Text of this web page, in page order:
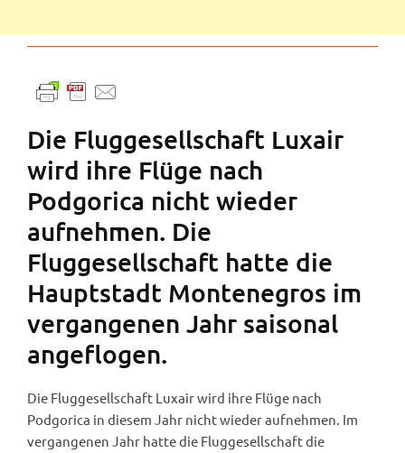
Die Fluggesellschaft Luxair
wird ihre Flüge nach
Podgorica nicht wieder
aufnehmen. Die
Fluggesellschaft hatte die
Hauptstadt Montenegros im
vergangenen Jahr saisonal
angeflogen.
Die Fluggesellschaft Luxair wird ihre Flüge nach
Podgorica in diesem Jahr nicht wieder aufnehmen. Im
vergangenen Jahr hatte die Fluggesellschaft die